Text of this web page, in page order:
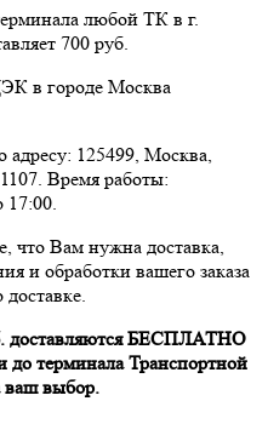
любой ТК в г.
700 руб.
в городе Москва
адресу: 125499, Москва,
Время работы:
17:00.
что Вам нужна доставка,
и обработки вашего заказа
доставляются БЕСПЛАТНО
терминала Транспортной
ваш выбор.